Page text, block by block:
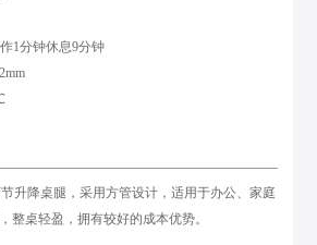
1分钟休息9分钟
升降桌腿，采用方管设计，适用于办公、家庭
整桌轻盈，拥有较好的成本优势。